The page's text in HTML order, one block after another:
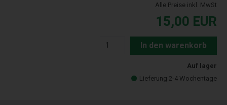
Alle Preise inkl. MwSt
15,00 EUR
In den warenkorb
Auf lager
Lieferung 2-4 Wochentage